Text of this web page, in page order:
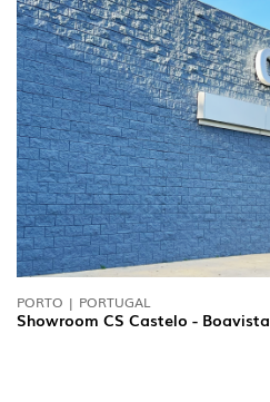
PORTO | PORTUGAL
Showroom CS Castelo - Boavista